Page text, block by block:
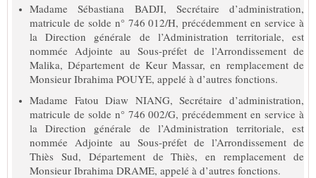
Madame Sébastiana BADJI, Secrétaire d’administration,
matricule de solde n° 746 012/H, précédemment en service à
la Direction générale de l’Administration territoriale, est
nommée Adjointe au Sous-préfet de l’Arrondissement de
Malika, Département de Keur Massar, en remplacement de
Monsieur Ibrahima POUYE, appelé à d’autres fonctions.
Madame Fatou Diaw NIANG, Secrétaire d’administration,
matricule de solde n° 746 002/G, précédemment en service à
la Direction générale de l’Administration territoriale, est
nommée Adjointe au Sous-préfet de l’Arrondissement de
Thiès Sud, Département de Thiès, en remplacement de
Monsieur Ibrahima DRAME, appelé à d’autres fonctions.